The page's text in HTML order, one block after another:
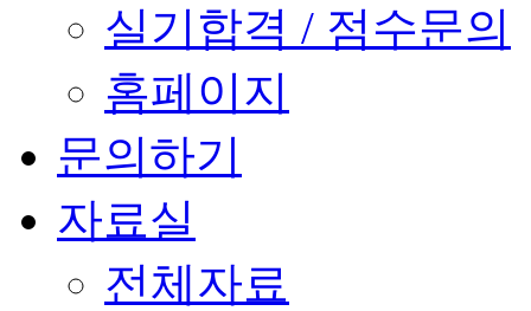
실기합격 / 점수문의
홈페이지
문의하기
자료실
전체자료